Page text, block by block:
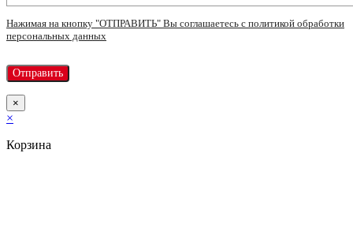
Нажимая на кнопку "ОТПРАВИТЬ" Вы соглашаетесь с политикой обработки
персональных данных
×
×
Корзина